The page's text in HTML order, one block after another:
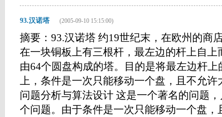
93.汉诺塔 (2005-09-10 15:15:00)
摘要：93.汉诺塔 约19世纪末，在欧州的商
在一块铜板上有三根杆，最左边的杆上自
由64个圆盘构成的塔。目的是将最左边杆
上，条件是一次只能移动一个盘，且不允
问题分析与算法设计 这是一个著名的问题
个问题。由于条件是一次只能移动一个盘